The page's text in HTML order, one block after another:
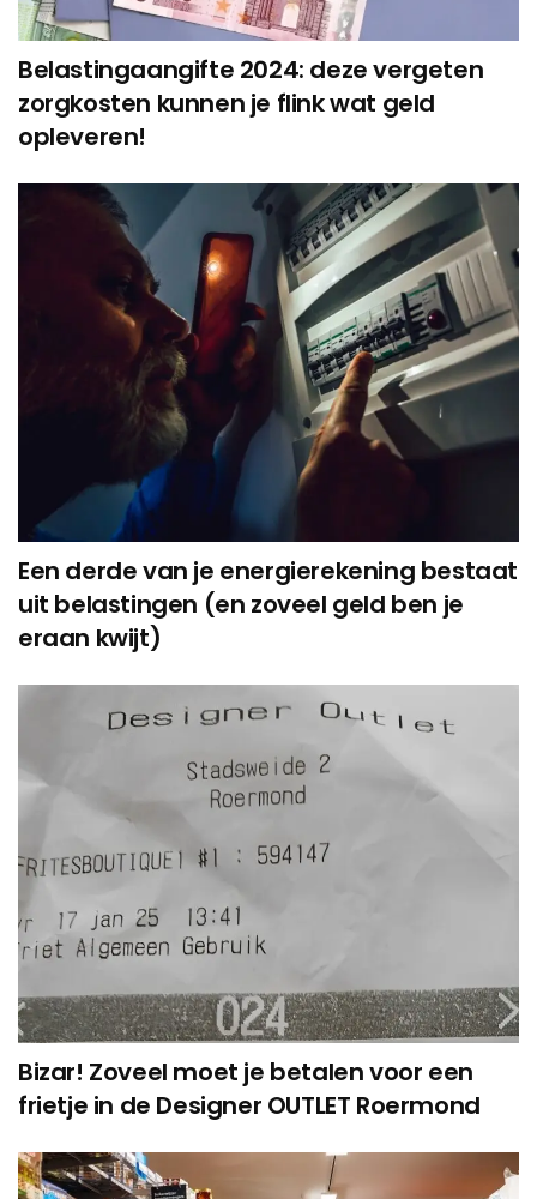
Belastingaangifte 2024: deze vergeten
zorgkosten kunnen je flink wat geld
opleveren!
Een derde van je energierekening bestaat
uit belastingen (en zoveel geld ben je
eraan kwijt)
Bizar! Zoveel moet je betalen voor een
frietje in de Designer OUTLET Roermond